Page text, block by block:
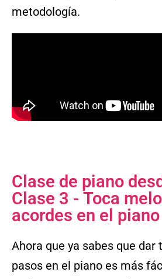
metodología.
Clase de piano
Clase 3 - Toca
acordes en el piano
Ahora que ya sabes que dar
pasos en el piano es más